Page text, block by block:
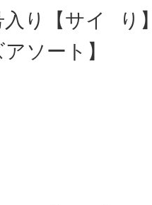
入り【サイ
アソート】
り